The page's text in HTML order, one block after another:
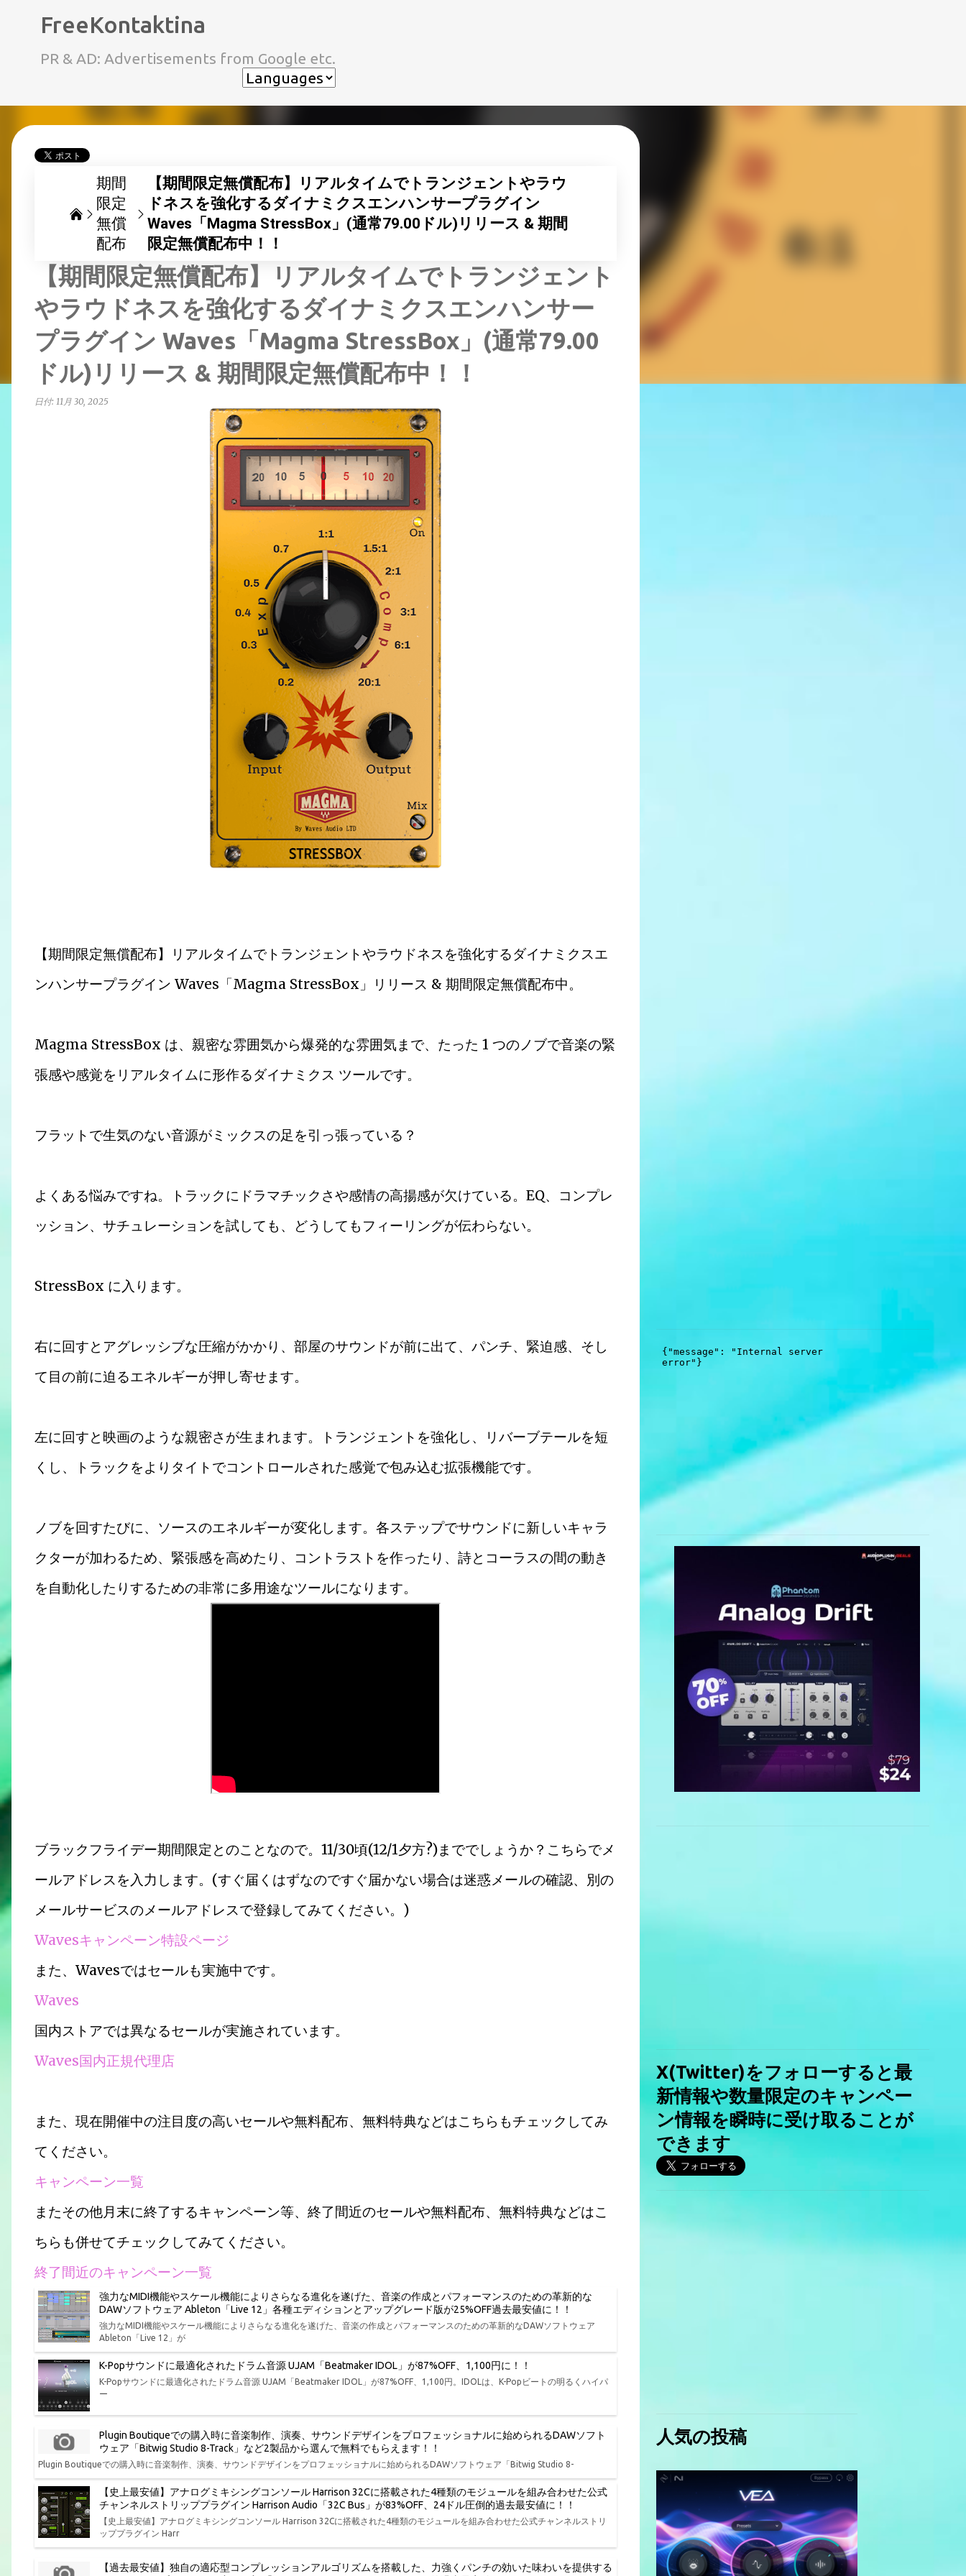
FreeKontaktina
PR & AD: Advertisements from Google etc.
期間
限定
無償
配布
【期間限定無償配布】リアルタイムでトランジェントやラウ
ドネスを強化するダイナミクスエンハンサープラグイン
Waves「Magma StressBox」(通常79.00ドル)リリース & 期間
限定無償配布中！！
【期間限定無償配布】リアルタイムでトランジェント
やラウドネスを強化するダイナミクスエンハンサー
プラグイン Waves「Magma StressBox」(通常79.00
ドル)リリース & 期間限定無償配布中！！
日付: 11月 30, 2025
【期間限定無償配布】リアルタイムでトランジェントやラウドネスを強化するダイナミクスエ
ンハンサープラグイン Waves「Magma StressBox」リリース & 期間限定無償配布中。
Magma StressBox は、親密な雰囲気から爆発的な雰囲気まで、たった 1 つのノブで音楽の緊
張感や感覚をリアルタイムに形作るダイナミクス ツールです。
フラットで生気のない音源がミックスの足を引っ張っている？
よくある悩みですね。トラックにドラマチックさや感情の高揚感が欠けている。EQ、コンプレ
ッション、サチュレーションを試しても、どうしてもフィーリングが伝わらない。
StressBox に入ります。
右に回すとアグレッシブな圧縮がかかり、部屋のサウンドが前に出て、パンチ、緊迫感、そし
て目の前に迫るエネルギーが押し寄せます。
左に回すと映画のような親密さが生まれます。トランジェントを強化し、リバーブテールを短
くし、トラックをよりタイトでコントロールされた感覚で包み込む拡張機能です。
ノブを回すたびに、ソースのエネルギーが変化します。各ステップでサウンドに新しいキャラ
クターが加わるため、緊張感を高めたり、コントラストを作ったり、詩とコーラスの間の動き
を自動化したりするための非常に多用途なツールになります。
ブラックフライデー期間限定とのことなので。11/30頃(12/1夕方?)まででしょうか？こちらでメ
ールアドレスを入力します。(すぐ届くはずなのですぐ届かない場合は迷惑メールの確認、別の
メールサービスのメールアドレスで登録してみてください。)
Wavesキャンペーン特設ページ
また、Wavesではセールも実施中です。
Waves
国内ストアでは異なるセールが実施されています。
Waves国内正規代理店
また、現在開催中の注目度の高いセールや無料配布、無料特典などはこちらもチェックしてみ
てください。
キャンペーン一覧
またその他月末に終了するキャンペーン等、終了間近のセールや無料配布、無料特典などはこ
ちらも併せてチェックしてみてください。
終了間近のキャンペーン一覧
強力なMIDI機能やスケール機能によりさらなる進化を遂げた、音楽の作成とパフォーマンスのための革新的な
DAWソフトウェア Ableton「Live 12」各種エディションとアップグレード版が25%OFF過去最安値に！！
強力なMIDI機能やスケール機能によりさらなる進化を遂げた、音楽の作成とパフォーマンスのための革新的なDAWソフトウェア
Ableton「Live 12」が
K-Popサウンドに最適化されたドラム音源 UJAM「Beatmaker IDOL」が87%OFF、1,100円に！！
K-Popサウンドに最適化されたドラム音源 UJAM「Beatmaker IDOL」が87%OFF、1,100円。IDOLは、K-Popビートの明るくハイパ
ー
Plugin Boutiqueでの購入時に音楽制作、演奏、サウンドデザインをプロフェッショナルに始められるDAWソフト
ウェア「Bitwig Studio 8-Track」など2製品から選んで無料でもらえます！！
Plugin Boutiqueでの購入時に音楽制作、演奏、サウンドデザインをプロフェッショナルに始められるDAWソフトウェア「Bitwig Studio 8-
【史上最安値】アナログミキシングコンソール Harrison 32Cに搭載された4種類のモジュールを組み合わせた公式
チャンネルストリッププラグイン Harrison Audio「32C Bus」が83%OFF、24ドル圧倒的過去最安値に！！
【史上最安値】アナログミキシングコンソール Harrison 32Cに搭載された4種類のモジュールを組み合わせた公式チャンネルストリ
ッププラグイン Harr
【過去最安値】独自の適応型コンプレッションアルゴリズムを搭載した、力強くパンチの効いた味わいを提供する
X(Twitter)をフォローすると最
新情報や数量限定のキャンペー
ン情報を瞬時に受け取ることが
できます
人気の投稿